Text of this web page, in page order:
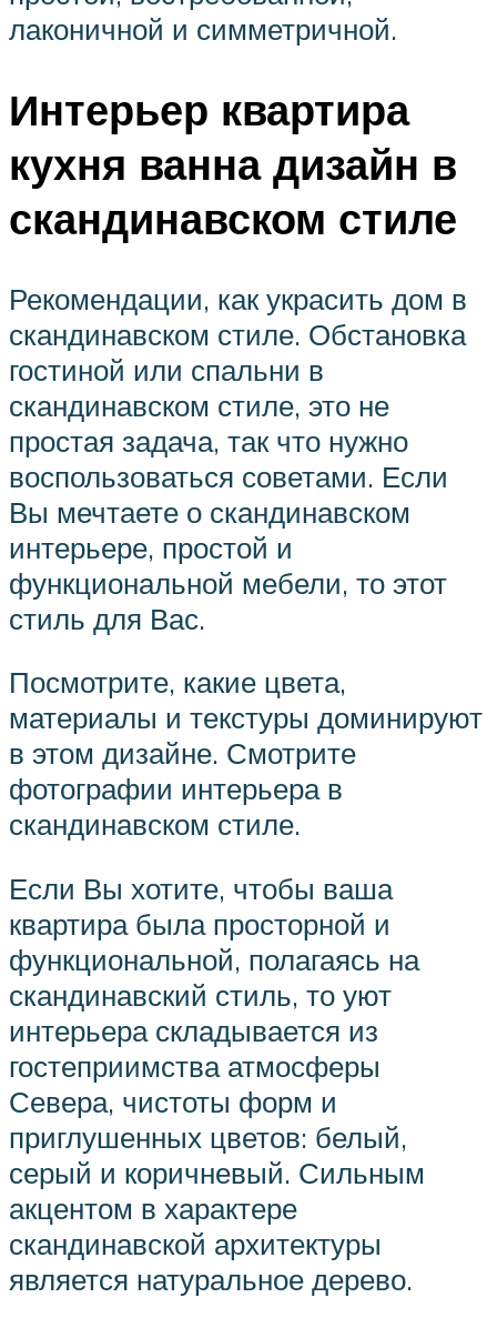
лаконичной и симметричной.
Интерьер квартира
кухня ванна дизайн в
скандинавском стиле
Рекомендации, как украсить дом в
скандинавском стиле. Обстановка
гостиной или спальни в
скандинавском стиле, это не
простая задача, так что нужно
воспользоваться советами. Если
Вы мечтаете о скандинавском
интерьере, простой и
функциональной мебели, то этот
стиль для Вас.
Посмотрите, какие цвета,
материалы и текстуры доминируют
в этом дизайне. Смотрите
фотографии интерьера в
скандинавском стиле.
Если Вы хотите, чтобы ваша
квартира была просторной и
функциональной, полагаясь на
скандинавский стиль, то уют
интерьера складывается из
гостеприимства атмосферы
Севера, чистоты форм и
приглушенных цветов: белый,
серый и коричневый. Сильным
акцентом в характере
скандинавской архитектуры
является натуральное дерево.